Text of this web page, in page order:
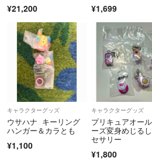
¥21,200 ¥1,699
キャラクターグッズ
ウサハナ キーリング
ハンガー＆カラとも
¥1,100
キャラクターグッズ
プリキュアオー
ーズ変身めじる
セサリー
¥1,800